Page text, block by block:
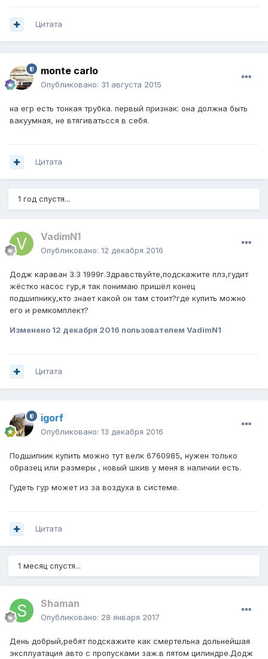
Цитата
monte carlo
Опубликовано: 31 августа 2015
на егр есть тонкая трубка. первый признак: она должна быть
вакуумная, не втягиватьсся в себя.
Цитата
1 год спустя...
VadimN1
Опубликовано: 12 декабря 2016
Додж караван 3.3 1999г.Здравствуйте,подскажите плз,гудит
жёстко насос гур,я так понимаю пришёл конец
подшипнику,кто знает какой он там стоит?где купить можно
его и ремкомплект?
Изменено 12 декабря 2016 пользователем VadimN1
Цитата
igorf
Опубликовано: 13 декабря 2016
Подшипник купить можно тут велк 6760985, нужен только
образец или размеры , новый шкив у меня в наличии есть.
Гудеть гур может из за воздуха в системе.
Цитата
1 месяц спустя...
Shaman
Опубликовано: 28 января 2017
День добрый,ребят подскажите как смертельна дольнейшая
эксплуатация авто с пропусками заж.в пятом цилиндре.Додж